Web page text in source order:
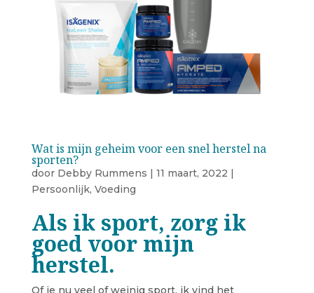
Wat is mijn geheim voor een snel herstel na
sporten?
door Debby Rummens | 11 maart, 2022 |
Persoonlijk, Voeding
Als ik sport, zorg ik
goed voor mijn
herstel.
Of je nu veel of weinig sport, ik vind het